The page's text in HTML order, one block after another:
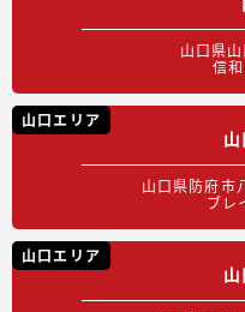
山口県
信
山口エリア
山口県防府市
ブレ
山口エリア